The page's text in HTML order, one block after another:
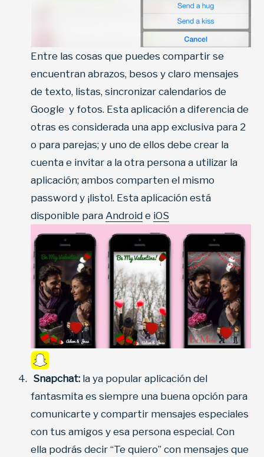
Entre las cosas que puedes compartir se
encuentran abrazos, besos y claro mensajes
de texto, listas, sincronizar calendarios de
Google y fotos. Esta aplicación a diferencia de
otras es considerada una app exclusiva para 2
o para parejas; y uno de ellos debe crear la
cuenta e invitar a la otra persona a utilizar la
aplicación; ambos comparten el mismo
password y ­¡listo!. Esta aplicación está
disponible para Android e iOS
Snapchat: la ya popular aplicación del
fantasmita es siempre una buena opción para
comunicarte y compartir mensajes especiales
con tus amigos y esa persona especial. Con
ella podrás decir “Te quiero” con mensajes que